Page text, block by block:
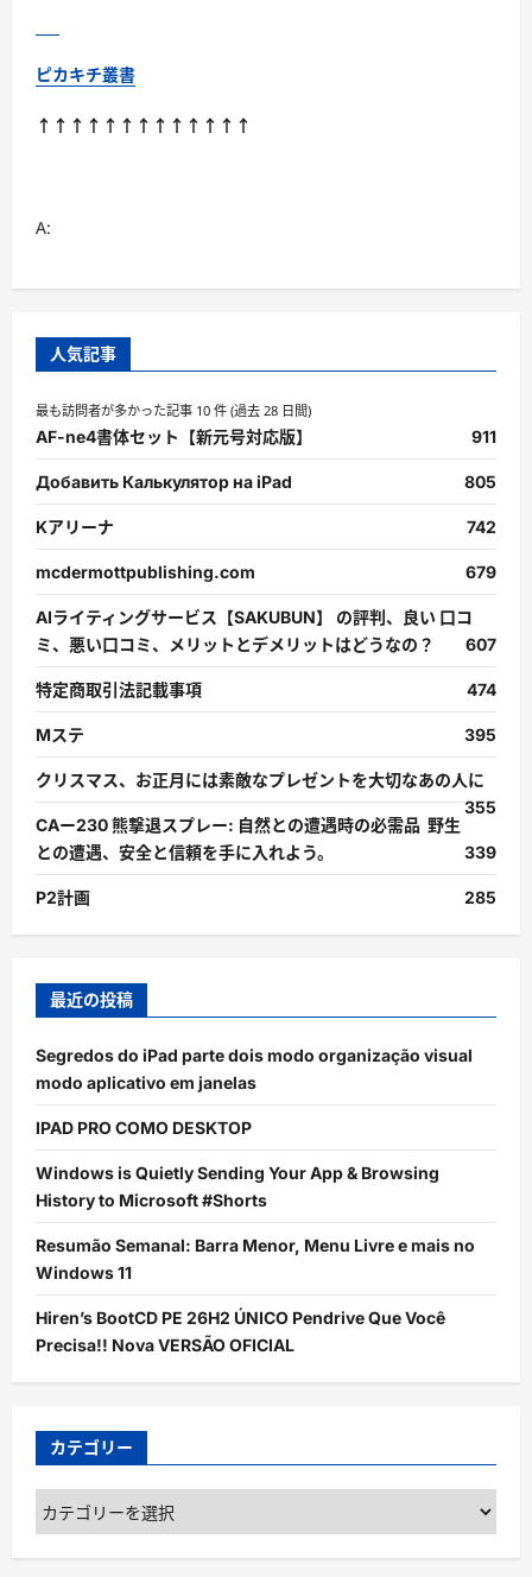
ピカキチ叢書
↑↑↑↑↑↑↑↑↑↑↑↑↑
A:
人気記事
最も訪問者が多かった記事 10 件 (過去 28 日間)
AF-ne4書体セット【新元号対応版】 911
Добавить Калькулятор на iPad 805
Kアリーナ 742
mcdermottpublishing.com 679
AIライティングサービス【SAKUBUN】 の評判、良い 口コ
ミ、悪い口コミ、メリットとデメリットはどうなの？
607
特定商取引法記載事項 474
Mステ 395
クリスマス、お正月には素敵なプレゼントを大切なあの人に
355
CAー230 熊撃退スプレー: 自然との遭遇時の必需品 野生
との遭遇、安全と信頼を手に入れよう。
339
P2計画 285
最近の投稿
Segredos do iPad parte dois modo organização visual
modo aplicativo em janelas
IPAD PRO COMO DESKTOP
Windows is Quietly Sending Your App & Browsing
History to Microsoft #Shorts
Resumão Semanal: Barra Menor, Menu Livre e mais no
Windows 11
Hiren’s BootCD PE 26H2 ÚNICO Pendrive Que Você
Precisa!! Nova VERSÃO OFICIAL
カテゴリー
カ
ゴ